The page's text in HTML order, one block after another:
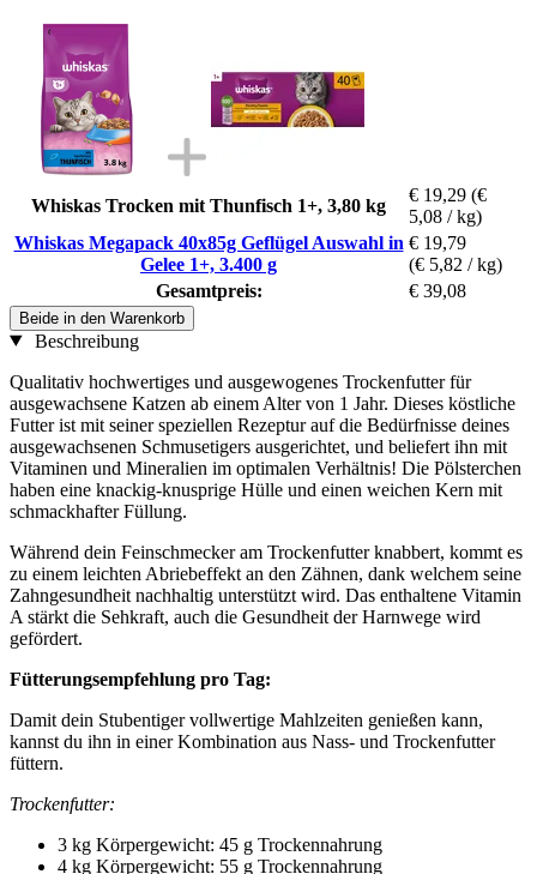
Whiskas Trocken mit Thunfisch 1+, 3,80 kg
€ 19,29 (€
5,08 / kg)
Whiskas Megapack 40x85g Geflügel Auswahl in
Gelee 1+, 3.400 g
€ 19,79
(€ 5,82 / kg)
Gesamtpreis:
€ 39,08
Beide in den Warenkorb
Beschreibung
Qualitativ hochwertiges und ausgewogenes Trockenfutter für
ausgewachsene Katzen ab einem Alter von 1 Jahr. Dieses köstliche
Futter ist mit seiner speziellen Rezeptur auf die Bedürfnisse deines
ausgewachsenen Schmusetigers ausgerichtet, und beliefert ihn mit
Vitaminen und Mineralien im optimalen Verhältnis! Die Pölsterchen
haben eine knackig-knusprige Hülle und einen weichen Kern mit
schmackhafter Füllung.
Während dein Feinschmecker am Trockenfutter knabbert, kommt es
zu einem leichten Abriebeffekt an den Zähnen, dank welchem seine
Zahngesundheit nachhaltig unterstützt wird. Das enthaltene Vitamin
A stärkt die Sehkraft, auch die Gesundheit der Harnwege wird
gefördert.
Fütterungsempfehlung pro Tag:
Damit dein Stubentiger vollwertige Mahlzeiten genießen kann,
kannst du ihn in einer Kombination aus Nass- und Trockenfutter
füttern.
Trockenfutter:
3 kg Körpergewicht: 45 g Trockennahrung
4 kg Körpergewicht: 55 g Trockennahrung